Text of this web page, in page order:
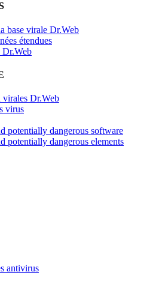
base virale Dr.Web
étendues
Dr.Web
virales Dr.Web
virus
potentially dangerous software
potentially dangerous elements
antivirus